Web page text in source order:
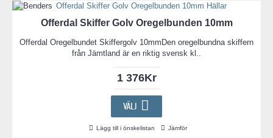
Offerdal Skiffer Golv Oregelbunden 10mm
Offerdal Oregelbundet Skiffergolv 10mmDen oregelbundna skiffern
från Jämtland är en riktig svensk kl..
1 376Kr
VÄLJ
Lägg till i önskelistan Jämför